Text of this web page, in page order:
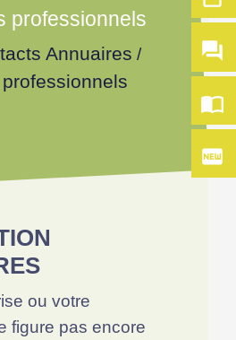
professionnels
Annuaires /
ou votre
figure pas encore
question_answer
import_contacts
fiber_new